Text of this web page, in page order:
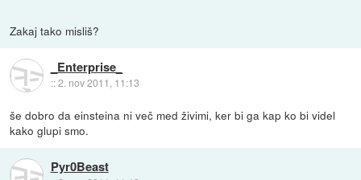
Zakaj tako misliš?
_Enterprise_
::2. nov 2011, 11:13
še dobro da einsteina ni več med živimi, ker bi ga kap ko bi videl
kako glupi smo.
Pyr0Beast